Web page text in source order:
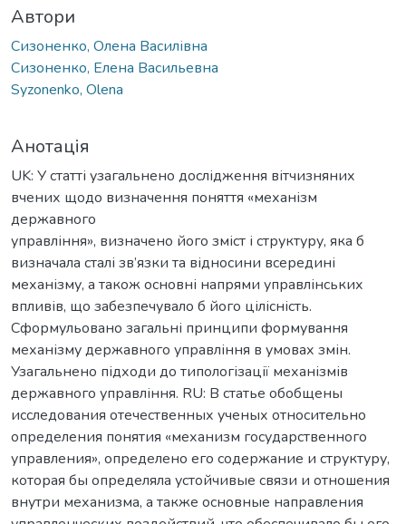
Автори
Сизоненко, Олена Василівна
Сизоненко, Елена Васильевна
Syzonenko, Olena
Анотація
UK: У статті узагальнено дослідження вітчизняних
вчених щодо визначення поняття «механізм
державного
управління», визначено його зміст і структуру, яка б
визначала сталі зв’язки та відносини всередині
механізму, а також основні напрями управлінських
впливів, що забезпечувало б його цілісність.
Сформульовано загальні принципи формування
механізму державного управління в умовах змін.
Узагальнено підходи до типологізації механізмів
державного управління. RU: В статье обобщены
исследования отечественных ученых относительно
определения понятия «механизм государственного
управления», определено его содержание и структуру,
которая бы определяла устойчивые связи и отношения
внутри механизма, а также основные направления